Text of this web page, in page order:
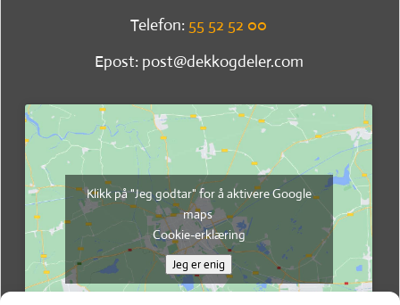
Telefon: 55 52 52 00
Epost: post@dekkogdeler.com
Klikk på "Jeg godtar" for å aktivere Google
maps
Cookie-erklæring
Jeg er enig